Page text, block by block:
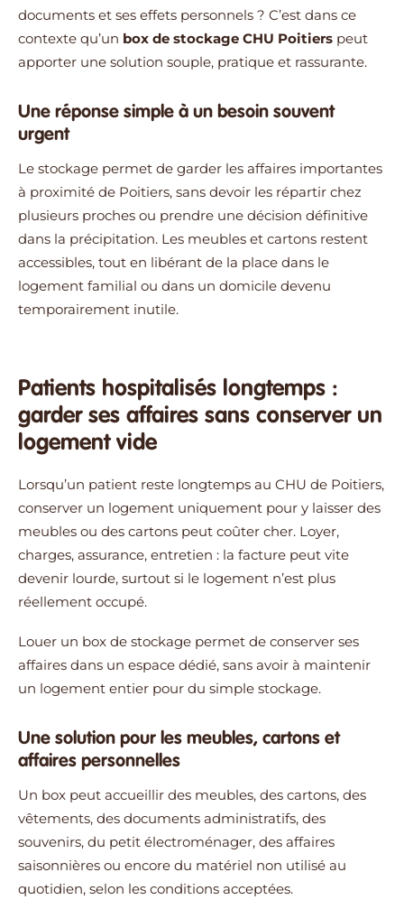
documents et ses effets personnels ? C’est dans ce
contexte qu’un box de stockage CHU Poitiers peut
apporter une solution souple, pratique et rassurante.
Une réponse simple à un besoin souvent
urgent
Le stockage permet de garder les affaires importantes
à proximité de Poitiers, sans devoir les répartir chez
plusieurs proches ou prendre une décision définitive
dans la précipitation. Les meubles et cartons restent
accessibles, tout en libérant de la place dans le
logement familial ou dans un domicile devenu
temporairement inutile.
Patients hospitalisés longtemps :
garder ses affaires sans conserver un
logement vide
Lorsqu’un patient reste longtemps au CHU de Poitiers,
conserver un logement uniquement pour y laisser des
meubles ou des cartons peut coûter cher. Loyer,
charges, assurance, entretien : la facture peut vite
devenir lourde, surtout si le logement n’est plus
réellement occupé.
Louer un box de stockage permet de conserver ses
affaires dans un espace dédié, sans avoir à maintenir
un logement entier pour du simple stockage.
Une solution pour les meubles, cartons et
affaires personnelles
Un box peut accueillir des meubles, des cartons, des
vêtements, des documents administratifs, des
souvenirs, du petit électroménager, des affaires
saisonnières ou encore du matériel non utilisé au
quotidien, selon les conditions acceptées.